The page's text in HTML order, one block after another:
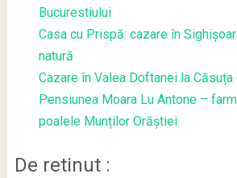
Bucurestiului
Casa cu Prispă: cazare în
natură
Cazare în Valea Doftanei la
Pensiunea Moara Lu Antone –
poalele Munților Orăștiei
De retinut :